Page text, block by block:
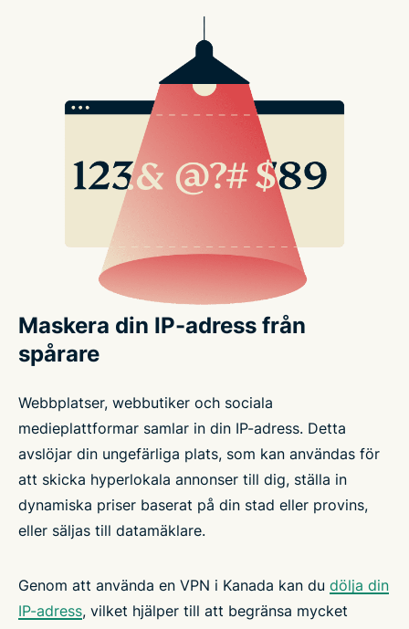
Maskera din IP-adress från
spårare
Webbplatser, webbutiker och sociala
medieplattformar samlar in din IP-adress. Detta
avslöjar din ungefärliga plats, som kan användas för
att skicka hyperlokala annonser till dig, ställa in
dynamiska priser baserat på din stad eller provins,
eller säljas till datamäklare.
Genom att använda en VPN i Kanada kan du dölja din
IP-adress, vilket hjälper till att begränsa mycket